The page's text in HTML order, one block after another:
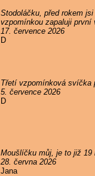
Stodoláčku, před rokem
vzpomínkou zapaluji první
17. července 2026
D
Třetí vzpomínková svíčka
5. července 2026
D
Moušlíčku můj, je to již 19
28. června 2026
Jana